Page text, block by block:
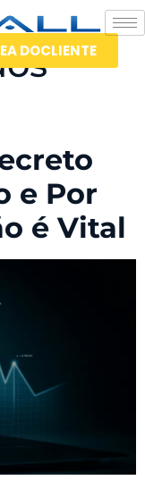
DOCLIENTE
e Por
é Vital